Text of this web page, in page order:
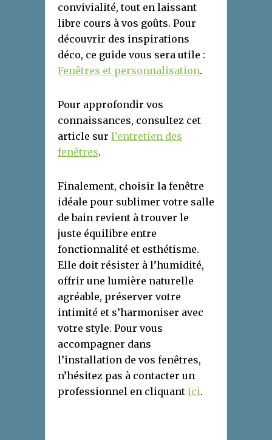
convivialité, tout en laissant
libre cours à vos goûts. Pour
découvrir des inspirations
déco, ce guide vous sera utile :
Fenêtres et personnalisation.
Pour approfondir vos
connaissances, consultez cet
article sur l’entretien des
fenêtres.
Finalement, choisir la fenêtre
idéale pour sublimer votre salle
de bain revient à trouver le
juste équilibre entre
fonctionnalité et esthétisme.
Elle doit résister à l’humidité,
offrir une lumière naturelle
agréable, préserver votre
intimité et s’harmoniser avec
votre style. Pour vous
accompagner dans
l’installation de vos fenêtres,
n’hésitez pas à contacter un
professionnel en cliquant ici.